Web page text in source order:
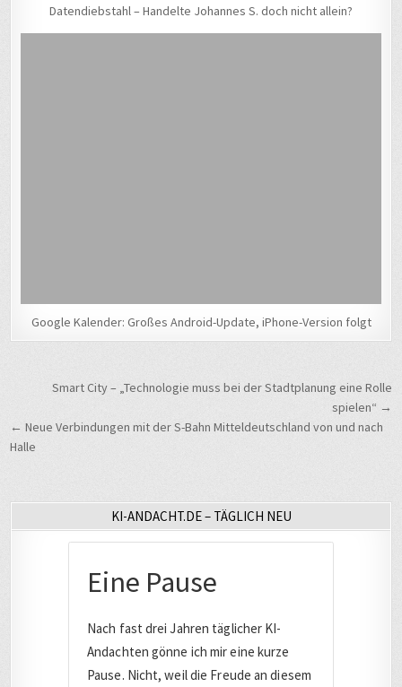
Datendiebstahl – Handelte Johannes S. doch nicht allein?
Google Kalender: Großes Android-Update, iPhone-Version folgt
Beitragsnavigation
Smart City – „Technologie muss bei der Stadtplanung eine Rolle
spielen“ →
← Neue Verbindungen mit der S-Bahn Mitteldeutschland von und nach
Halle
KI-ANDACHT.DE – TÄGLICH NEU